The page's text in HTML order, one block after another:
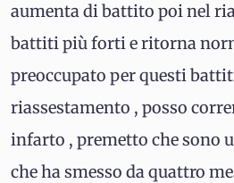
aumenta di battito poi nel
battiti più forti e ritorna
preoccupato per questi
riassestamento , posso
infarto , premetto che sono
che ha smesso da quattro